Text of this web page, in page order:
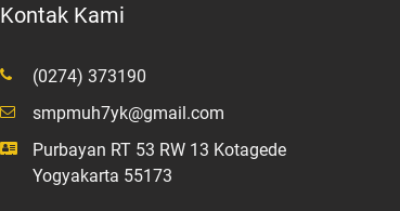
Kontak Kami
(0274) 373190
smpmuh7yk@gmail.com
Purbayan RT 53 RW 13 Kotagede
Yogyakarta 55173